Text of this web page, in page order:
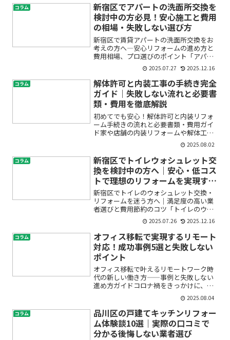
コラム
新宿区でアパートの洗面所交換を
検討中の方必見！安心施工と費用
の相場・失敗しない選び方
新宿区で賃貸アパートの洗面所交換をお
考えの方へ―安心リフォームの進め方と
費用相場、プロ選びのポイント「アパー
トの洗面所が古くて使いづらい」「洗面
台の水漏れやひび割れが気になる」「賃
貸物件でも洗面所をおしゃれにリフォー
ムできるの？」新宿区でア...
2025.07.27 2025.12.16
コラム
解体許可と内装工事の手続き完全
ガイド｜失敗しない流れと必要書
類・費用を徹底解説
初めてでも安心！解体許可と内装リフォ
ーム手続きの流れと必要書類・費用ガイ
ド家や店舗の内装リフォームや解体工事
を検討中の方へ。「解体許可って何？」
「どんな手続きが必要なの？」「費用や
必要書類がよく分からず不安…」そんな
悩みをお持ちではありませ...
2025.08.02
コラム
新宿区でトイレウォシュレット交
換を検討中の方へ｜安心・低コス
トで理想のリフォームを実現する
5つのポイント
新宿区でトイレのウォシュレット交換・
リフォームを迷う方へ｜満足度の高い業
者選びと費用節約のコツ「トイレのウォ
シュレットが突然動かなくなった」「古
くなったから交換したいけど費用や手順
が不安」「業者選びで失敗したくない」
――新宿区でトイレのウォ...
2025.07.26 2025.12.16
コラム
オフィス移転で実現するリモート
対応！成功事例5選と失敗しない
ポイント
オフィス移転で叶えるリモートワーク時
代の新しい働き方――事例と失敗しない
進め方ガイドコロナ禍をきっかけに、リ
モートワークやテレワークが急速に普及
しました。「オフィス移転を検討してい
るけど、どんな環境が必要？」「リモー
トと出社のバランスはどう...
2025.08.04
コラム
品川区の戸建てキッチンリフォー
ム体験談10選｜実際の口コミで
分かる後悔しない業者選び